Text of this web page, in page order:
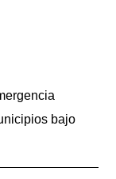
bajo